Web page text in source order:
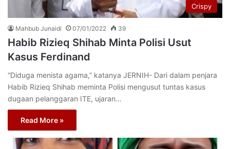
Crispy
Mahbub Junaidi 07/01/2022 39
Habib Rizieq Shihab Minta Polisi Usut
Kasus Ferdinand
“Diduga menista agama,” katanya JERNIH- Dari dalam penjara
Habib Rizieq Shihab meminta Polisi mengusut tuntas kasus
dugaan pelanggaran ITE, ujaran…
Read More »